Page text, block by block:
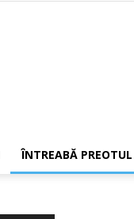
ÎNTREABĂ PREOTUL